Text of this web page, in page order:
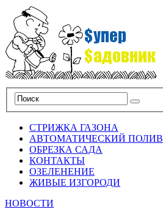
СТРИЖКА ГАЗОНА
АВТОМАТИЧЕСКИЙ ПОЛИВ
ОБРЕЗКА САДА
КОНТАКТЫ
ОЗЕЛЕНЕНИЕ
ЖИВЫЕ ИЗГОРОДИ
НОВОСТИ